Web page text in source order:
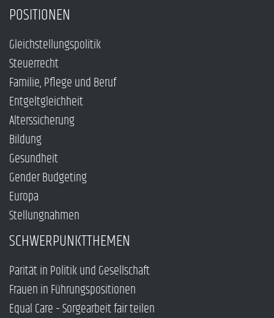
POSITIONEN
Gleichstellungspolitik
Steuerrecht
Familie, Pflege und Beruf
Entgeltgleichheit
Alterssicherung
Bildung
Gesundheit
Gender Budgeting
Europa
Stellungnahmen
SCHWERPUNKTTHEMEN
Parität in Politik und Gesellschaft
Frauen in Führungspositionen
Equal Care – Sorgearbeit fair teilen